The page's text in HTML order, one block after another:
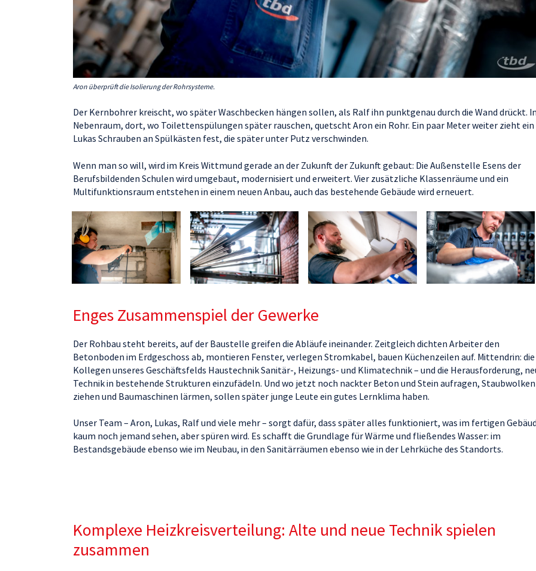
Aron überprüft die Isolierung der Rohrsysteme.
Der Kernbohrer kreischt, wo später Waschbecken hängen sollen, als Ralf ihn punktgenau durch die Wand drückt.
Nebenraum, dort, wo Toilettenspülungen später rauschen, quetscht Aron ein Rohr. Ein paar Meter weiter zieht ein
Lukas Schrauben an Spülkästen fest, die später unter Putz verschwinden.
Wenn man so will, wird im Kreis Wittmund gerade an der Zukunft der Zukunft gebaut: Die Außenstelle Esens der
Berufsbildenden Schulen wird umgebaut, modernisiert und erweitert. Vier zusätzliche Klassenräume und ein
Multifunktionsraum entstehen in einem neuen Anbau, auch das bestehende Gebäude wird erneuert.
Enges Zusammenspiel der Gewerke
Der Rohbau steht bereits, auf der Baustelle greifen die Abläufe ineinander. Zeitgleich dichten Arbeiter den
Betonboden im Erdgeschoss ab, montieren Fenster, verlegen Stromkabel, bauen Küchenzeilen auf. Mittendrin: die
Kollegen unseres Geschäftsfelds Haustechnik Sanitär-, Heizungs- und Klimatechnik – und die Herausforderung,
Technik in bestehende Strukturen einzufädeln. Und wo jetzt noch nackter Beton und Stein aufragen, Staubwolken
ziehen und Baumaschinen lärmen, sollen später junge Leute ein gutes Lernklima haben.
Unser Team – Aron, Lukas, Ralf und viele mehr – sorgt dafür, dass später alles funktioniert, was im fertigen
kaum noch jemand sehen, aber spüren wird. Es schafft die Grundlage für Wärme und fließendes Wasser: im
Bestandsgebäude ebenso wie im Neubau, in den Sanitärräumen ebenso wie in der Lehrküche des Standorts.
Komplexe Heizkreisverteilung: Alte und neue Technik spielen
zusammen